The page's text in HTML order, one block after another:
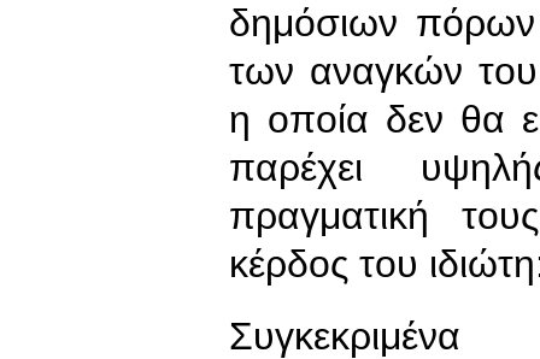
δημόσιων
των αναγκών
η οποία δεν θα
παρέχει
πραγματική
κέρδος του
Συγκεκριμένα